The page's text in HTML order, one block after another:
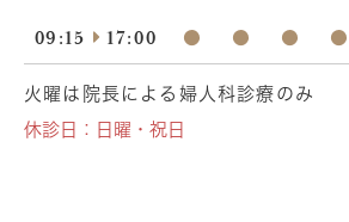
09:15 17:00 ● ● ● ●
火曜は院長による婦人科診療のみ
休診日：日曜・祝日